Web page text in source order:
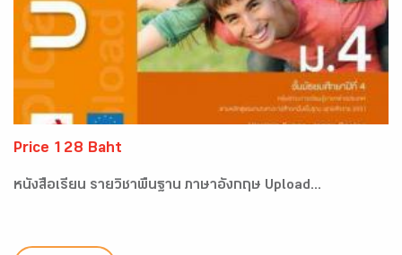
Price 128 Baht
หนังสือเรียน รายวิชาพื้นฐาน ภาษาอังกฤษ Upload...